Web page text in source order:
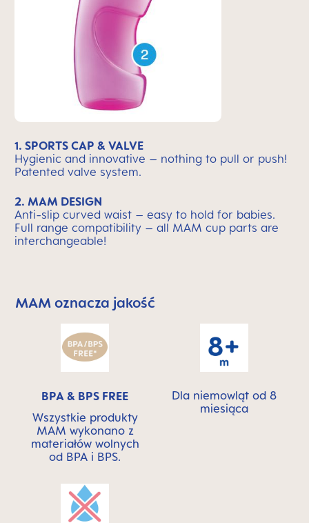
1. SPORTS CAP & VALVE
Hygienic and innovative – nothing to pull or push!
Patented valve system.
2. MAM DESIGN
Anti-slip curved waist – easy to hold for babies.
Full range compatibility – all MAM cup parts are
interchangeable!
Skip MAM Means Quality Icon Bar
MAM oznacza jakość
BPA & BPS FREE
Wszystkie produkty
MAM wykonano z
materiałów wolnych
od BPA i BPS.
Dla niemowląt od 8
miesiąca